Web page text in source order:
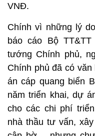
VNĐ.
Chính vì những lý
báo cáo Bộ
tướng Chính phủ,
Chính phủ đã có
án cáp quang biển
năm triển khai, dự
cho các chi phí
nhà thầu tư vấn,